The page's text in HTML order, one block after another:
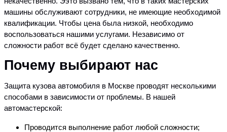
машины обслуживают сотрудники, не имеющие необходимой
квалификации. Чтобы цена была низкой, необходимо
воспользоваться нашими услугами. Независимо от
сложности работ всё будет сделано качественно.
Почему выбирают нас
Защита кузова автомобиля в Москве проводят несколькими
способами в зависимости от проблемы. В нашей
автомастерской:
Проводится выполнение работ любой сложности;